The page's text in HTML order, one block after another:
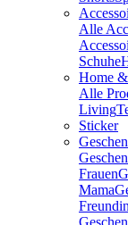
Alle
Schuhe
Home
Alle
Living
Sticker
Frauen
Mama
Freundin